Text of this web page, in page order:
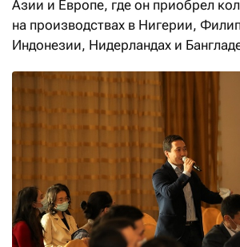
Азии и Европе, где он приобрел
на производствах в Нигерии,
Индонезии, Нидерландах и